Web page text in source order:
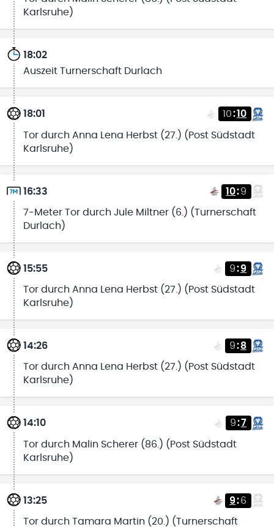
Karlsruhe)
18:02
Auszeit Turnerschaft Durlach
18:01 10:10
Tor durch Anna Lena Herbst (27.) (Post Südstadt
Karlsruhe)
16:33 10:9
7-Meter Tor durch Jule Miltner (6.) (Turnerschaft
Durlach)
15:55 9:9
Tor durch Anna Lena Herbst (27.) (Post Südstadt
Karlsruhe)
14:26 9:8
Tor durch Anna Lena Herbst (27.) (Post Südstadt
Karlsruhe)
14:10 9:7
Tor durch Malin Scherer (86.) (Post Südstadt
Karlsruhe)
13:25 9:6
Tor durch Tamara Martin (20.) (Turnerschaft